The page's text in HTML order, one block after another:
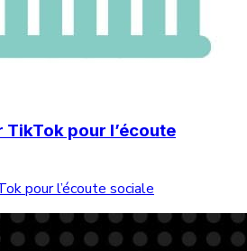
pour l’écoute
pour l’écoute sociale